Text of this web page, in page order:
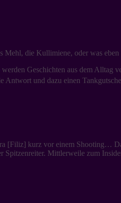
Mehl, die Kullimiene, oder was
werden Geschichten aus dem Alltag
und dazu einen
kurz vor einem Shooting…
Spitzenreiter. Mittlerweile zum